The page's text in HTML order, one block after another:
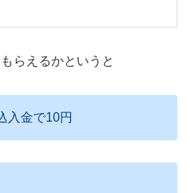
らえるかというと
入金で10円